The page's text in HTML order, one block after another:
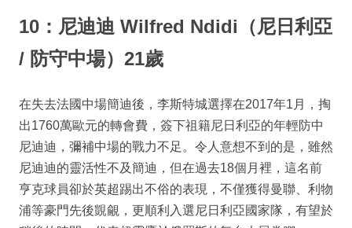
10：尼迪迪 Wilfred Ndidi（尼日利亞
/ 防守中場）21歲
在失去法國中場簡迪後，李斯特城選擇在2017年1月，掏
出1760萬歐元的轉會費，簽下祖籍尼日利亞的年輕防中
尼迪迪，彌補中場的戰力不足。令人意想不到的是，雖然
尼迪迪的靈活性不及簡迪，但在過去18個月裡，這名前
亨克球員卻於英超踢出不俗的表現，不僅獲得曼聯、利物
浦等豪門先後覬覦，更順利入選尼日利亞國家隊，有望於